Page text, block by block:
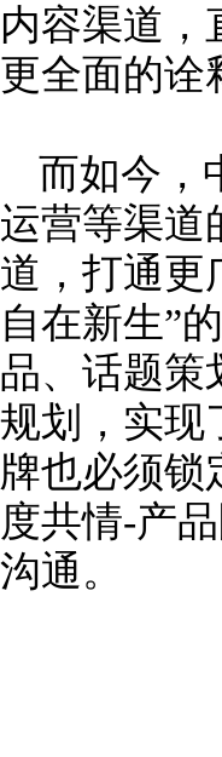
内容渠道，
更全面的诠
而如今，
运营等渠道
道，打通更
自在新生”
品、话题策
规划，实现
牌也必须锁
度共情-产
沟通。